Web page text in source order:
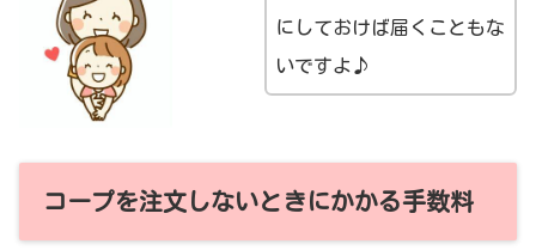
にしておけば届くこともな
いですよ♪
コープを注文しないときにかかる手数料